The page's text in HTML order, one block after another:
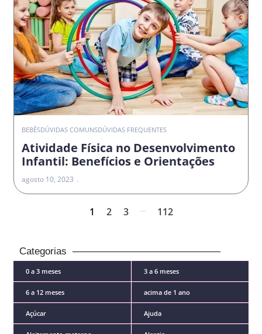
BEBÊSDÚVIDAS COMUNSDÚVIDAS FREQUENTES
Atividade Física no Desenvolvimento
Infantil: Benefícios e Orientações
agosto 10, 2023
1 2 3 ... 112
Categorias
0 a 3 meses 3 a 6 meses
6 a 12 meses acima de 1 ano
Açúcar Ajuda